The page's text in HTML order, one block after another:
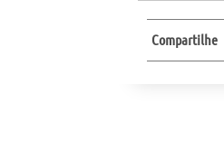
Compartilhe